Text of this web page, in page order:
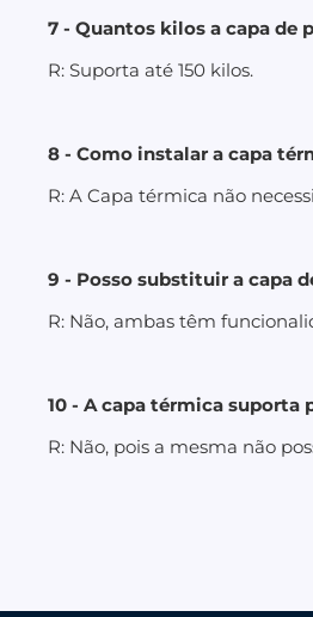
7 - Quantos kilos a capa de
R: Suporta até 150 kilos.
8 - Como instalar a capa
R: A Capa térmica não
9 - Posso substituir a capa
R: Não, ambas têm
10 - A capa térmica suporta
R: Não, pois a mesma não